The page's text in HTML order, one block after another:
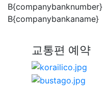
B{companybanknumber}
B{companybankaname}
교통편 예약